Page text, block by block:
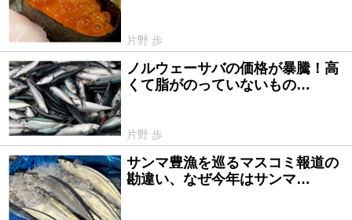
片野 歩
2025/11/28
ノルウェーサバの価格が暴騰！高
くて脂がのっていないもの…
片野 歩
2025/10/02
サンマ豊漁を巡るマスコミ報道の
勘違い、なぜ今年はサンマ…